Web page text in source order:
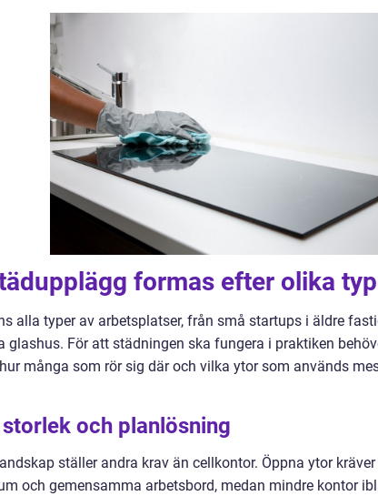
formas efter olika
alla typer av arbetsplatser, från små startups i äldre
glashus. För att städningen ska fungera i praktiken
många som rör sig där och vilka ytor som används
och planlösning
ställer andra krav än cellkontor. Öppna ytor
och gemensamma arbetsbord, medan mindre kontor